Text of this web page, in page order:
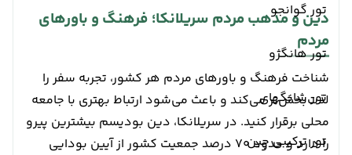
تور گوانجو
تور هانگژو
تور شانگهای
تور ترکیبی چین
دین و مذهب مردم سریلانکا؛ فرهنگ و باورهای
مردم
شناخت فرهنگ و باورهای مردم هر کشور، تجربه سفر را
لذت‌بخش‌تر می‌کند و باعث می‌شود ارتباط بهتری با جامعه
محلی برقرار کنید. در سریلانکا، دین بودیسم بیشترین پیرو
را دارد و حدود ۷۰ درصد جمعیت کشور از آیین بودایی